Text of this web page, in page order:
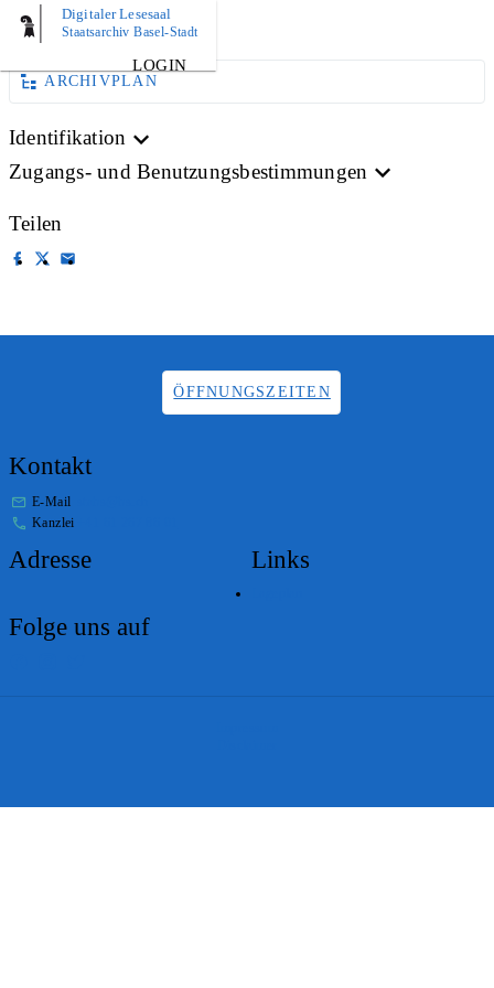
Digitaler Lesesaal
Staatsarchiv Basel-Stadt
LOGIN
AKTE
ARCHIVPLAN
Identifikation
Zugangs- und Benutzungsbestimmungen
Teilen
ÖFFNUNGSZEITEN
Kontakt
E-Mail
Kanzlei
Adresse Links
Folge uns auf